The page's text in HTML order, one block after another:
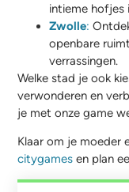
intieme hofjes
Zwolle:
openbare
verrassingen.
Welke stad je ook
verwonderen en
je met onze game
Klaar om je moeder
citygames en plan